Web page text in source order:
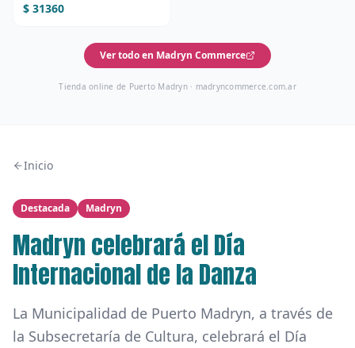
$ 31360
Ver todo en Madryn Commerce
Tienda online de Puerto Madryn · madryncommerce.com.ar
Inicio
Destacada Madryn
Madryn celebrará el Día
Internacional de la Danza
La Municipalidad de Puerto Madryn, a través de
la Subsecretaría de Cultura, celebrará el Día